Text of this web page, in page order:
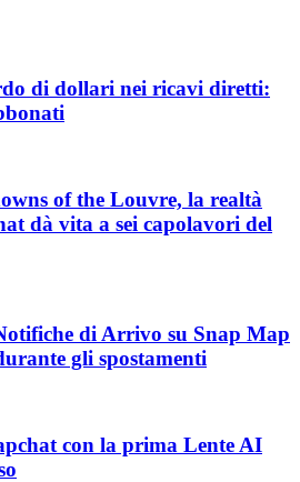
di dollari nei ricavi diretti:
of the Louvre, la realtà
dà vita a sei capolavori del
di Arrivo su Snap Map
gli spostamenti
con la prima Lente AI